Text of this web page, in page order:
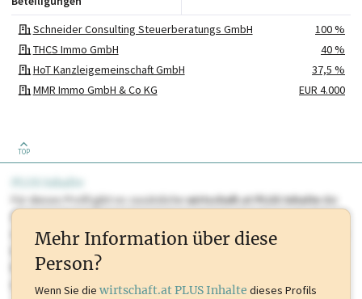
Schneider Consulting Steuerberatungs GmbH
100 %
THCS Immo GmbH
40 %
HoT Kanzleigemeinschaft GmbH
37,5 %
MMR Immo GmbH & Co KG
EUR 4.000
TOP
PLUS Inhalte
Für dieses Profil gibt es zusätzlichewirtschaft.at PLUS Inhaltedie
Sie momentan nicht einsehen können. Schalten Sie dieses Profil frei
oder loggen Sie sich ein um diese Inhalte zu sehen. wirtschaft.at PLUS
Marken, Patente, Rechtstatsachen, OTS-Aussendungen, und viele
mehr.
Mehr Information über diese
Person?
Wenn Sie die wirtschaft.at PLUS Inhalte dieses Profils